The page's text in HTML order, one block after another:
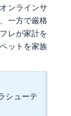
ンラインサ
一方で厳格
レが家計を
ットを家族
シューテ